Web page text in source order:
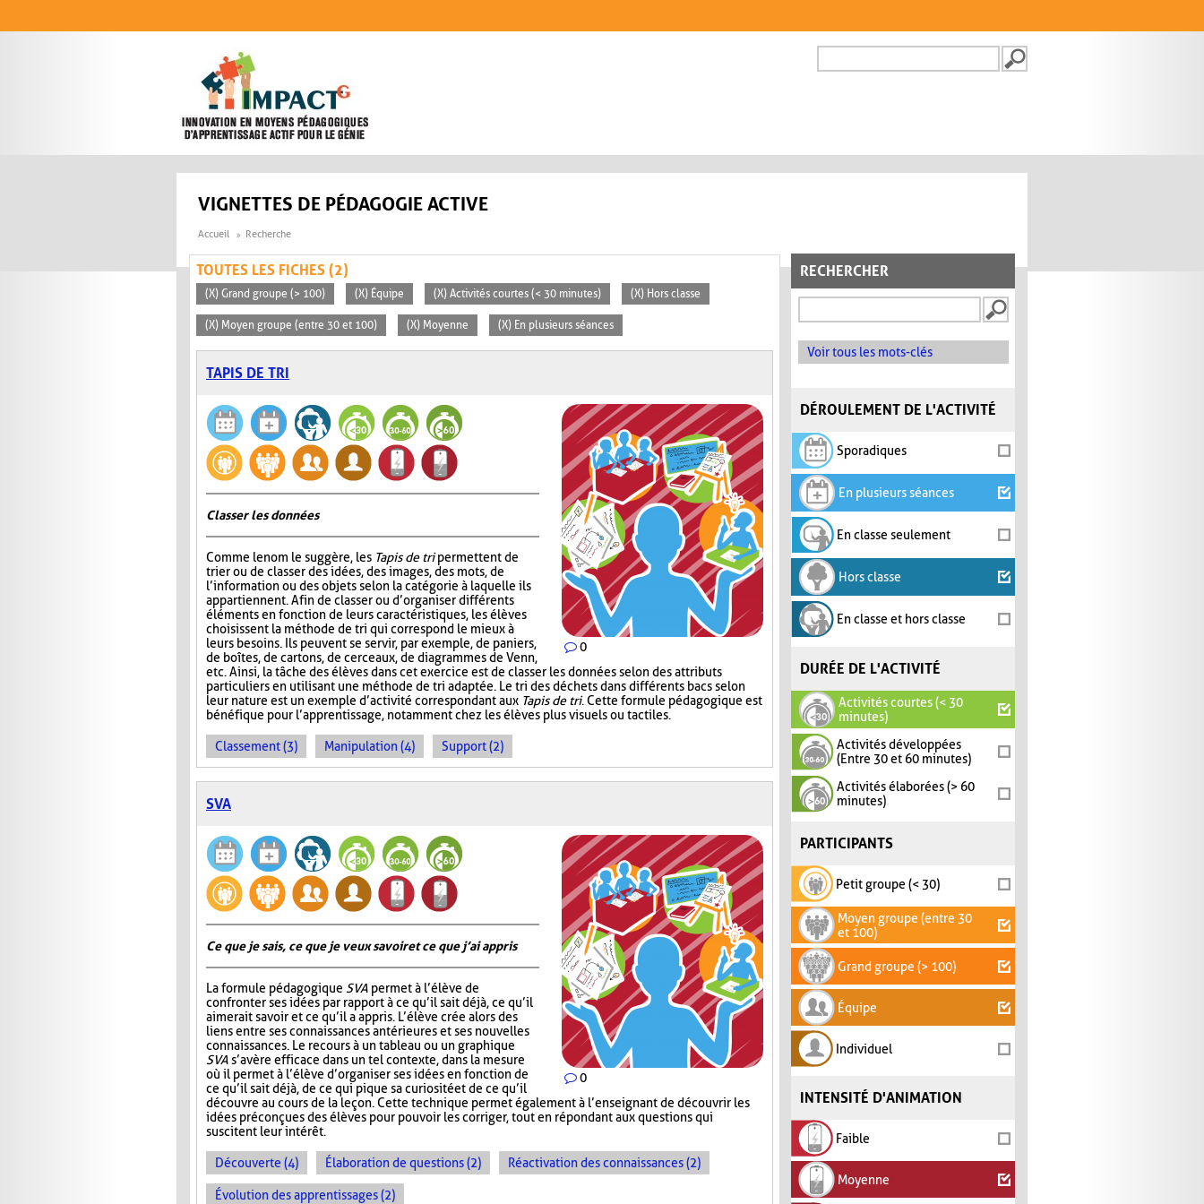
FORMULAIRE DE
VIGNETTES DE PÉDAGOGIE ACTIVE
Accueil Recherche
RECHERCHER
Voir tous les mots-clés
DÉROULEMENT DE L'ACTIVITÉ
Sporadiques
En plusieurs séances
En classe seulement
Hors classe
En classe et hors classe
DURÉE DE L'ACTIVITÉ
Activités courtes (< 30
minutes)
Activités développées
(Entre 30 et 60 minutes)
Activités élaborées (> 60
minutes)
PARTICIPANTS
Petit groupe (< 30)
Moyen groupe (entre 30
et 100)
Grand groupe (> 100)
Équipe
Individuel
INTENSITÉ D'ANIMATION
Faible
Moyenne
TOUTES LES FICHES (2)
(X) Grand groupe (> 100) (X) Équipe (X) Activités courtes (< 30 minutes) (X) Hors classe
(X) Moyen groupe (entre 30 et 100) (X) Moyenne (X) En plusieurs séances
TAPIS DE TRI
0
Classer les données
Comme le nom le suggère, les Tapis de tripermettent de
trier ou de classer des idées, des images, des mots, de
l’information ou des objets selon la catégorie à laquelle ils
appartiennent. Afin de classer ou d’organiser différents
éléments en fonction de leurs caractéristiques, les élèves
choisissent la méthode de tri qui correspond le mieux à
leurs besoins. Ils peuvent se servir, par exemple, de paniers,
de boîtes, de cartons, de cerceaux, de diagrammes de Venn,
etc. Ainsi, la tâche des élèves dans cet exercice est de classer les données selon des attributs
particuliers en utilisant une méthode de tri adaptée. Le tri des déchets dans différents bacs selon
leur nature est un exemple d’activité correspondant aux Tapis de tri. Cette formule pédagogique est
bénéfique pour l’apprentissage, notamment chez les élèves plus visuels ou tactiles.
Classement (3) Manipulation (4) Support (2)
SVA
0
Ce que je sais, ce que je veux savoir et ce que j’ai appris
La formule pédagogique SVA permet à l’élève de
confronter ses idées par rapport à ce qu’il sait déjà, ce qu’il
aimerait savoir et ce qu’il a appris. L’élève crée alors des
liens entre ses connaissances antérieures et ses nouvelles
connaissances. Le recours à un tableau ou un graphique
SVAs’avère efficace dans un tel contexte, dans la mesure
où il permet à l’élève d’organiser ses idées en fonction de
ce qu’il sait déjà, de ce qui pique sa curiosité et de ce qu’il
découvre au cours de la leçon. Cette technique permet également à l’enseignant de découvrir les
idées préconçues des élèves pour pouvoir les corriger, tout en répondant aux questions qui
suscitent leur intérêt.
Découverte (4) Élaboration de questions (2) Réactivation des connaissances (2)
Évolution des apprentissages (2)